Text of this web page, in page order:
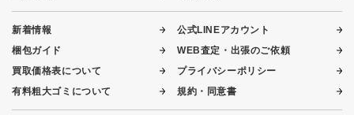
新着情報
梱包ガイド
買取価格表について
有料粗大ゴミについて
公式LINEアカウント
WEB査定・出張のご依頼
プライバシーポリシー
規約・同意書